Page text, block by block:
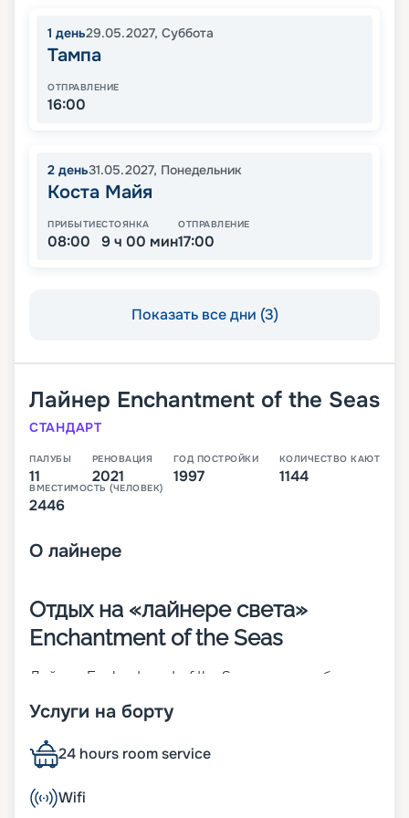
1 день29.05.2027, Суббота
Тампа
ОТПРАВЛЕНИЕ
16:00
2 день31.05.2027, Понедельник
Коста Майя
ПРИБЫТИЕ
08:00
СТОЯНКА
9 ч 00 мин
ОТПРАВЛЕНИЕ
17:00
Показать все дни (3)
Лайнер Enchantment of the Seas
СТАНДАРТ
ПАЛУБЫ
11
РЕНОВАЦИЯ
2021
ГОД ПОСТРОЙКИ
1997
КОЛИЧЕСТВО КАЮТ
1144
ВМЕСТИМОСТЬ (ЧЕЛОВЕК)
2446
О лайнере
Отдых на «лайнере света»
Enchantment of the Seas
Лайнер Enchantment of the Seas – 11-палубное
классу Vision. Корабль был построен еще в 1997
факт, что более половины поверхностей на
судне – прозрачные. К ним относят
иллюминаторы в человеческий рост, «световые
фонари», витражи и стеклянные навесы. За
Услуги на борту
24 hours room service
Wifi